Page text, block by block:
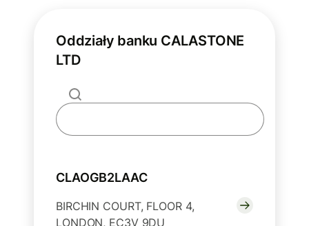
Oddziały banku CALASTONE
LTD
CLAOGB2LAAC
BIRCHIN COURT, FLOOR 4,
LONDON, EC3V 9DU